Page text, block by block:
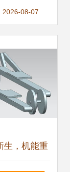
健全方位
2026-08-07
生，机能重